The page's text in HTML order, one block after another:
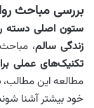
بررسی مباحث
ستون اصلی دسته
زندگی سالم،
تکنیک‌های عملی
مطالعه این مطالب،
خود بیشتر آشنا